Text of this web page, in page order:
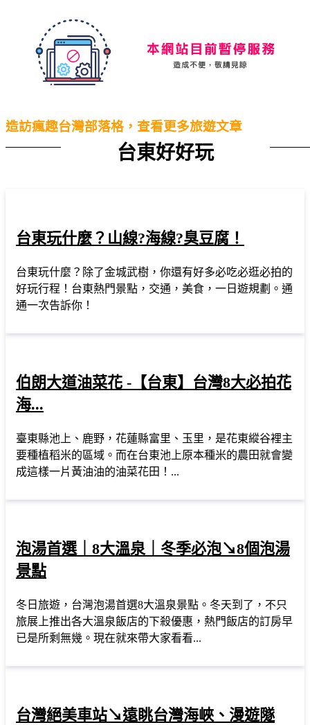
Traveline
造訪瘋趣台灣部落格，查看更多旅遊文章
台東好好玩
台東玩什麼？山線?海線?臭豆腐！
台東玩什麼？除了金城武樹，你還有好多必吃必逛必拍的
好玩行程！台東熱門景點，交通，美食，一日遊規劃。通
通一次告訴你！
伯朗大道油菜花 -【台東】台灣8大必拍花
海...
臺東縣池上、鹿野，花蓮縣富里、玉里，是花東縱谷裡主
要種植稻米的區域。而在台東池上原本種米的農田就會變
成這樣一片黃油油的油菜花田！...
泡湯首選｜8大溫泉｜冬季必泡↘8個泡湯
景點
冬日旅遊，台灣泡湯首選8大溫泉景點。冬天到了，不只
旅展上推出各大溫泉飯店的下殺優惠，熱門飯店的訂房早
已是所剩無幾。現在就來帶大家看看...
台灣絕美車站↘遠眺台灣海峽、漫遊隧